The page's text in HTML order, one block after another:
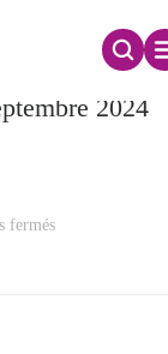
total de
2024
ferméssur